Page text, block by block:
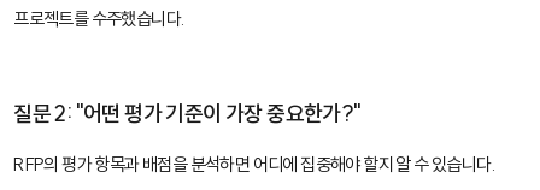
프로젝트를 수주했습니다.
질문 2: "어떤 평가 기준이 가장 중요한가?"
RFP의 평가 항목과 배점을 분석하면 어디에 집중해야 할지 알 수 있습니다.